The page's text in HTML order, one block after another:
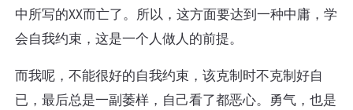
中所写的XX而亡了。所以，这方面要达到一种中庸，学
会自我约束，这是一个人做人的前提。
而我呢，不能很好的自我约束，该克制时不克制好自
已，最后总是一副萎样，自己看了都恶心。勇气，也是